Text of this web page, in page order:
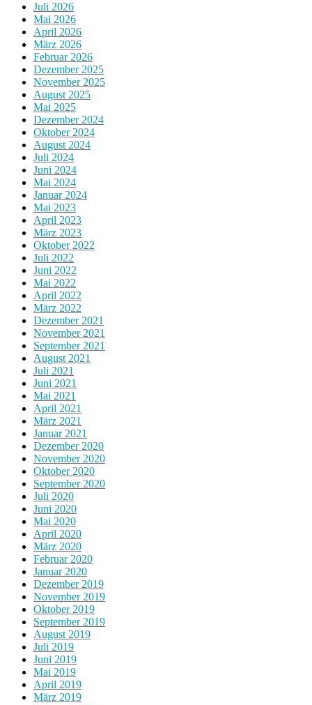
Juli 2026
Mai 2026
April 2026
März 2026
Februar 2026
Dezember 2025
November 2025
August 2025
Mai 2025
Dezember 2024
Oktober 2024
August 2024
Juli 2024
Juni 2024
Mai 2024
Januar 2024
Mai 2023
April 2023
März 2023
Oktober 2022
Juli 2022
Juni 2022
Mai 2022
April 2022
März 2022
Dezember 2021
November 2021
September 2021
August 2021
Juli 2021
Juni 2021
Mai 2021
April 2021
März 2021
Januar 2021
Dezember 2020
November 2020
Oktober 2020
September 2020
Juli 2020
Juni 2020
Mai 2020
April 2020
März 2020
Februar 2020
Januar 2020
Dezember 2019
November 2019
Oktober 2019
September 2019
August 2019
Juli 2019
Juni 2019
Mai 2019
April 2019
März 2019